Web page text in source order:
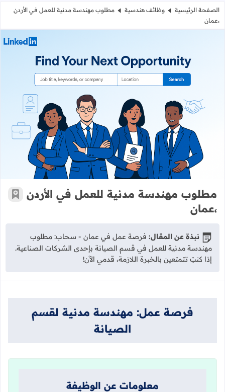
الصفحة الرئيسية وظائف هندسية
مطلوب مهندسة مدنية للعمل في الأردن
،عمان
مطلوب مهندسة مدنية للعمل في
مطلوب مهندسة مدنية للعمل في الأردن
،عمان
أضف
نبذة عن المقال: فرصة عمل في عمان - سحاب: مطلوب
مهندسة مدنية للعمل في قسم الصيانة بإحدى الشركات الصناعية.
إذا كنتِ تتمتعين بالخبرة اللازمة، قدمي الآن!
فرصة عمل: مهندسة مدنية لقسم
الصيانة
معلومات عن الوظيفة